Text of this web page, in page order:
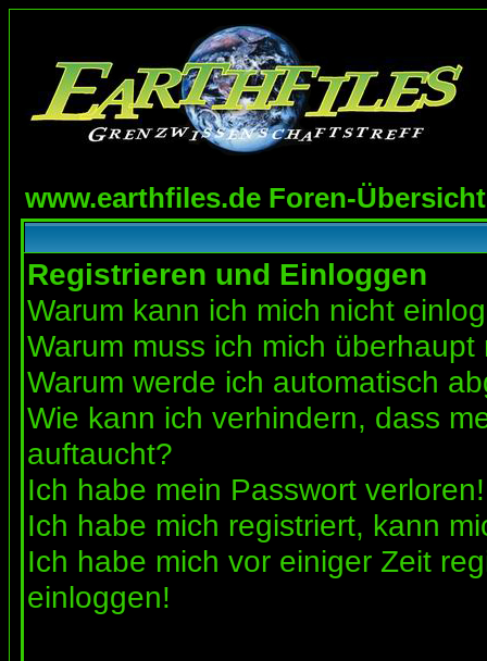
www.earthfiles.de Foren-Übersicht
Registrieren und Einloggen
Warum kann ich mich nicht
Warum muss ich mich überhaupt
Warum werde ich automatisch
Wie kann ich verhindern, dass
auftaucht?
Ich habe mein Passwort verloren!
Ich habe mich registriert, kann
Ich habe mich vor einiger Zeit
einloggen!